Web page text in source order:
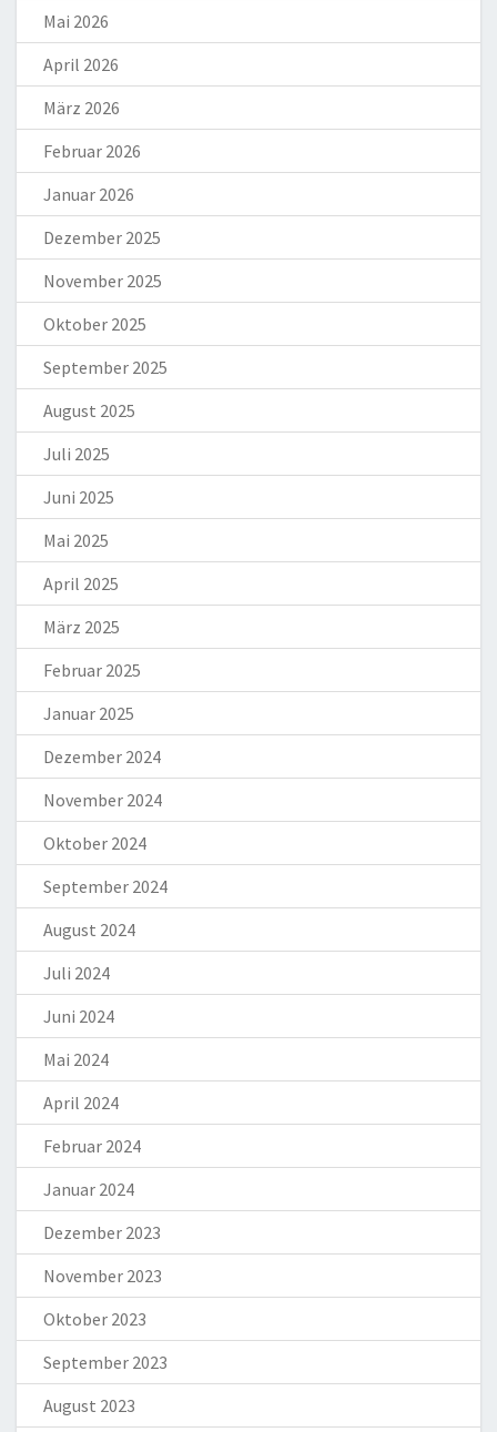
Mai 2026
April 2026
März 2026
Februar 2026
Januar 2026
Dezember 2025
November 2025
Oktober 2025
September 2025
August 2025
Juli 2025
Juni 2025
Mai 2025
April 2025
März 2025
Februar 2025
Januar 2025
Dezember 2024
November 2024
Oktober 2024
September 2024
August 2024
Juli 2024
Juni 2024
Mai 2024
April 2024
Februar 2024
Januar 2024
Dezember 2023
November 2023
Oktober 2023
September 2023
August 2023